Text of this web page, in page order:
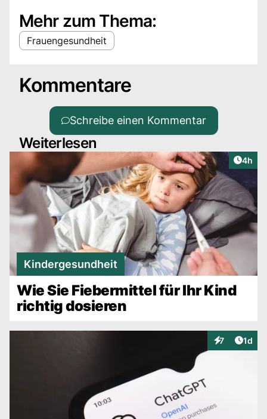
Mehr zum Thema:
Frauengesundheit
Kommentare
Schreibe einen Kommentar
Weiterlesen
4h
Kindergesundheit
Wie Sie Fiebermittel für Ihr Kind
richtig dosieren
7
Interaktionen
1d